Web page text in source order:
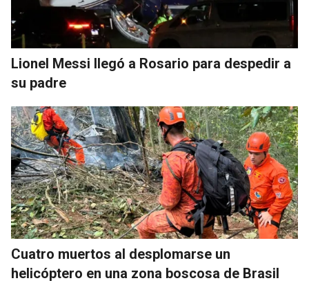
Lionel Messi llegó a Rosario para despedir a
su padre
Cuatro muertos al desplomarse un
helicóptero en una zona boscosa de Brasil